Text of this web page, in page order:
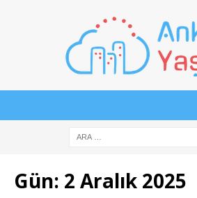
Gün: 2 Aralık 2025